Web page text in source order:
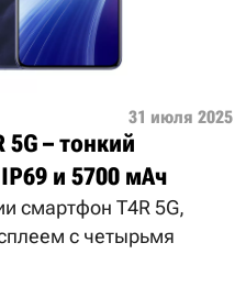
31 июля 2025
– тонкий
и 5700 мАч
смартфон T4R 5G,
с четырьмя